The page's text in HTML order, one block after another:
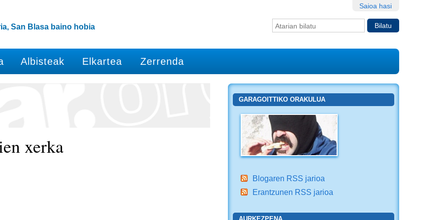
Saioa hasi
Bilatu atarian
San Blasa baino hobia
Albisteak Elkartea Zerrenda
xerka
GARAGOITTIKO ORAKULUA
Blogaren RSS jarioa
Erantzunen RSS jarioa